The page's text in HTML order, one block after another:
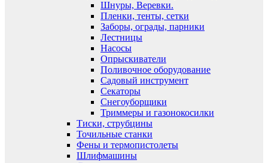
Шнуры, Веревки.
Пленки, тенты, сетки
Заборы, ограды, парники
Лестницы
Насосы
Опрыскиватели
Поливочное оборудование
Садовый инструмент
Секаторы
Снегоуборщики
Триммеры и газонокосилки
Тиски, струбцины
Точильные станки
Фены и термопистолеты
Шлифмашины